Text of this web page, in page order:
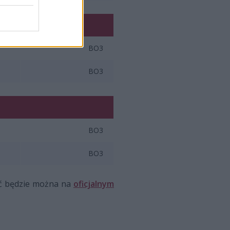
BO3
BO3
BO3
BO3
będzie można na oficjalnym